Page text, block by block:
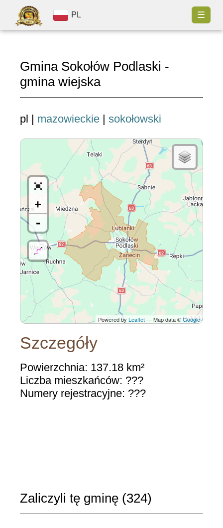
PL ☰
Gmina Sokołów Podlaski -
gmina wiejska
pl | mazowieckie | sokołowski
+
-
Powered by Leaflet— Map data ©Google
Szczegóły
Powierzchnia: 137.18 km²
Liczba mieszkańców: ???
Numery rejestracyjne: ???
Zaliczyli tę gminę (324)